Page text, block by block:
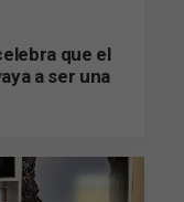
que el
a ser una